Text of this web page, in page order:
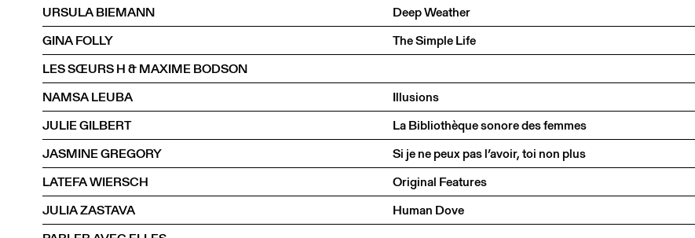
URSULA BIEMANN
Deep Weather
GINA FOLLY
The Simple Life
LES SŒURS H & MAXIME BODSON
NAMSA LEUBA
Illusions
JULIE GILBERT
La Bibliothèque sonore des femmes
JASMINE GREGORY
Si je ne peux pas l’avoir, toi non plus
LATEFA WIERSCH
Original Features
JULIA ZASTAVA
Human Dove